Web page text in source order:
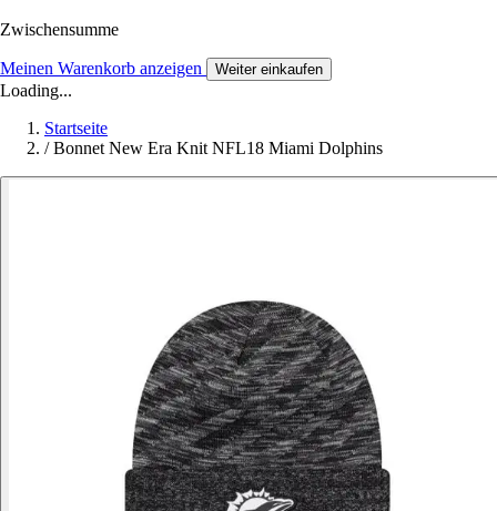
Zwischensumme
Meinen Warenkorb anzeigen Weiter einkaufen
Loading...
Startseite
/ Bonnet New Era Knit NFL18 Miami Dolphins